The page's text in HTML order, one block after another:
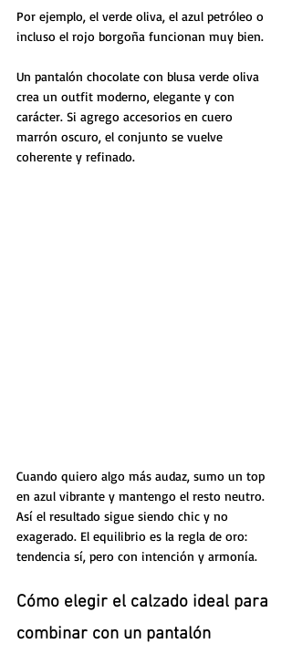
Por ejemplo, el verde oliva, el azul petróleo o
incluso el rojo borgoña funcionan muy bien.
Un pantalón chocolate con blusa verde oliva
crea un outfit moderno, elegante y con
carácter. Si agrego accesorios en cuero
marrón oscuro, el conjunto se vuelve
coherente y refinado.
Cuando quiero algo más audaz, sumo un top
en azul vibrante y mantengo el resto neutro.
Así el resultado sigue siendo chic y no
exagerado. El equilibrio es la regla de oro:
tendencia sí, pero con intención y armonía.
Cómo elegir el calzado ideal para
combinar con un pantalón